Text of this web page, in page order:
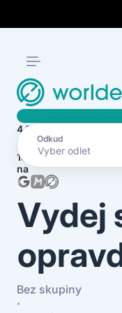
Odkud
4.7
1870+ recenzí
na
Vydej
Bez skupiny
·